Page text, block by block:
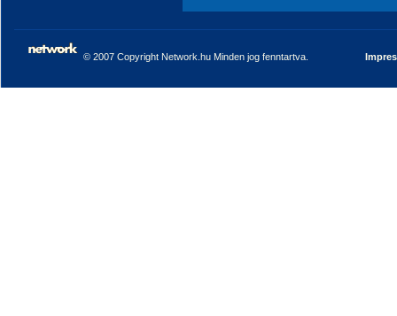
© 2007 Copyright Network.hu Minden jog fenntartva.